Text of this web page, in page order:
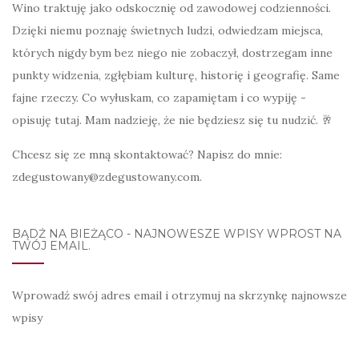
Wino traktuję jako odskocznię od zawodowej codzienności.
Dzięki niemu poznaję świetnych ludzi, odwiedzam miejsca,
których nigdy bym bez niego nie zobaczył, dostrzegam inne
punkty widzenia, zgłębiam kulturę, historię i geografię. Same
fajne rzeczy. Co wyłuskam, co zapamiętam i co wypiję -
opisuję tutaj. Mam nadzieję, że nie będziesz się tu nudzić. 🥂
Chcesz się ze mną skontaktować? Napisz do mnie:
zdegustowany@zdegustowany.com.
BĄDŹ NA BIEŻĄCO - NAJNOWESZE WPISY WPROST NA
TWÓJ EMAIL.
Wprowadź swój adres email i otrzymuj na skrzynkę najnowsze
wpisy